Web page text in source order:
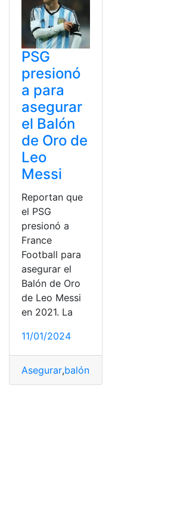
PSG
presionó
a para
asegurar
el Balón
de Oro de
Leo
Messi
Reportan que
el PSG
presionó a
France
Football para
asegurar el
Balón de Oro
de Leo Messi
en 2021. La
11/01/2024
Asegurar,balón